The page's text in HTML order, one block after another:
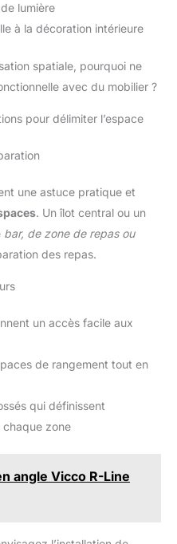
lumière
à la décoration intérieure
spatiale, pourquoi ne
avec du mobilier ?
pour délimiter l’espace
une astuce pratique et
. Un îlot central ou un
bar, de zone de repas ou
des repas.
un accès facile aux
de rangement tout en
qui définissent
chaque zone
angle Vicco R-Line